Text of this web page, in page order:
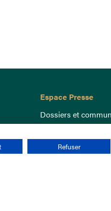
Espace Presse
Dossiers et
Refuser